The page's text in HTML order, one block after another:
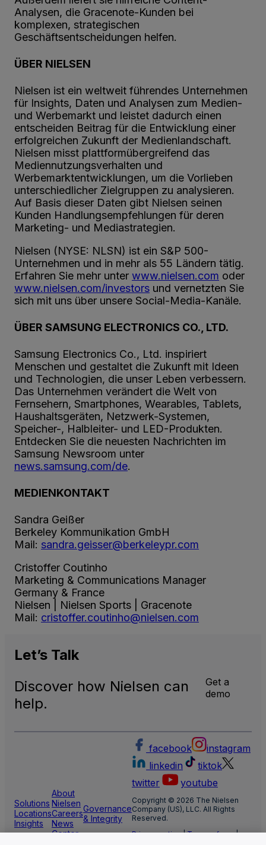
Analysen, die Gracenote-Kunden bei
komplexen, strategischen
Geschäftsentscheidungen helfen.
ÜBER NIELSEN
Nielsen ist ein weltweit führendes Unternehmen
für Insights, Daten und Analysen zum Medien-
und Werbemarkt und leistet dadurch einen
entscheiden Beitrag für die Entwicklung einer
erfolgreichen Zukunft der Medienlandschaft.
Nielsen misst plattformübergreifend das
Mediennutzungsverhalten und
Werbemarktentwicklungen, um die Vorlieben
unterschiedlicher Zielgruppen zu analysieren.
Auf Basis dieser Daten gibt Nielsen seinen
Kunden Handlungsempfehlungen für deren
Marketing- und Mediastrategien.
Nielsen (NYSE: NLSN) ist ein S&P 500-
Unternehmen und in mehr als 55 Ländern tätig.
Erfahren Sie mehr unter www.nielsen.com oder
www.nielsen.com/investors und vernetzten Sie
sich mit uns über unsere Social-Media-Kanäle.
ÜBER SAMSUNG ELECTRONICS CO., LTD.
Samsung Electronics Co., Ltd. inspiriert
Menschen und gestaltet die Zukunft mit Ideen
und Technologien, die unser Leben verbessern.
Das Unternehmen verändert die Welt von
Fernsehern, Smartphones, Wearables, Tablets,
Haushaltsgeräten, Netzwerk-Systemen,
Speicher-, Halbleiter- und LED-Produkten.
Entdecken Sie die neuesten Nachrichten im
Samsung Newsroom unter
news.samsung.com/de.
MEDIENKONTAKT
Sandra Geißer
Berkeley Kommunikation GmbH
Mail: sandra.geisser@berkeleypr.com
Cristoffer Coutinho
Marketing & Communications Manager
Germany & France
Nielsen | Nielsen Sports | Gracenote
Mail: cristoffer.coutinho@nielsen.com
Let’s Talk
Discover how Nielsen can
help.
Get a
demo
Solutions
Locations
Insights
About
Nielsen
Careers
News
Center
Governance
& Integrity
facebook
instagram
linkedin
tiktok
twitter
youtube
Copyright © 2026 The Nielsen
Company (US), LLC. All Rights
Reserved.
Privacy notice|Terms of use|